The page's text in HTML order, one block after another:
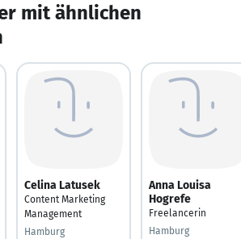
mit ähnlichen
Celina Latusek
Content Marketing
Management
Hamburg
Anna Louisa
Hogrefe
Freelancerin
Hamburg